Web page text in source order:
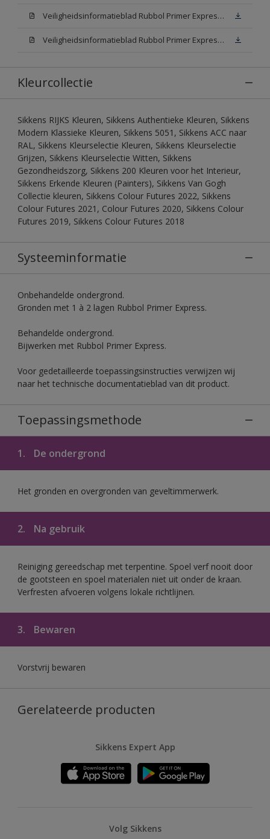
Veiligheidsinformatieblad Rubbol Primer Express W05 (MSDS)
Veiligheidsinformatieblad Rubbol Primer Express N00 (MSDS)
Kleurcollectie
Sikkens RIJKS Kleuren, Sikkens Authentieke Kleuren, Sikkens
Modern Klassieke Kleuren, Sikkens 5051, Sikkens ACC naar
RAL, Sikkens Kleurselectie Kleuren, Sikkens Kleurselectie
Grijzen, Sikkens Kleurselectie Witten, Sikkens
Gezondheidszorg, Sikkens 200 Kleuren voor het Interieur,
Sikkens Erkende Kleuren (Painters), Sikkens Van Gogh
Collectie kleuren, Sikkens Colour Futures 2022, Sikkens
Colour Futures 2021, Colour Futures 2020, Sikkens Colour
Futures 2019, Sikkens Colour Futures 2018
Systeeminformatie
Onbehandelde ondergrond.
Gronden met 1 à 2 lagen Rubbol Primer Express.
Behandelde ondergrond.
Bijwerken met Rubbol Primer Express.
Voor gedetailleerde toepassingsinstructies verwijzen wij
naar het technische documentatieblad van dit product.
Toepassingsmethode
1. De ondergrond
Het gronden en overgronden van geveltimmerwerk.
2. Na gebruik
Reiniging gereedschap met terpentine. Spoel verf nooit door
de gootsteen en spoel materialen niet uit onder de kraan.
Verfresten afvoeren volgens lokale richtlijnen.
3. Bewaren
Vorstvrij bewaren
Gerelateerde producten
Sikkens Expert App
Volg Sikkens